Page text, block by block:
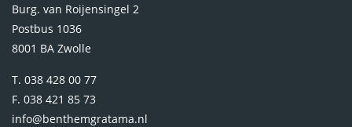
Burg. van Roijensingel 2
Postbus 1036
8001 BA Zwolle
T. 038 428 00 77
F. 038 421 85 73
info@benthemgratama.nl